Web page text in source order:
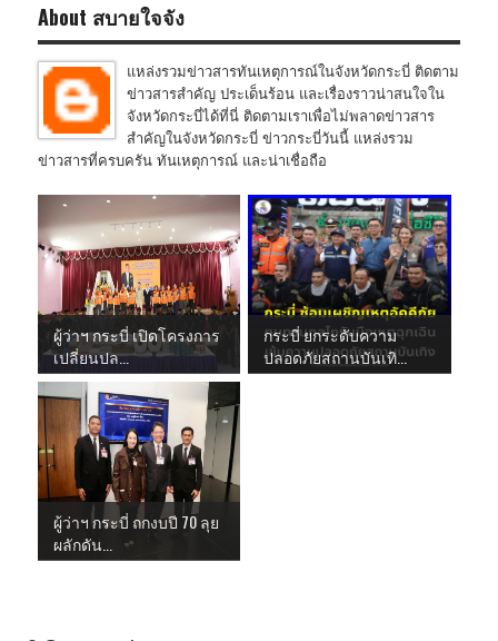
About สบายใจจัง
แหล่งรวมข่าวสารทันเหตุการณ์ในจังหวัดกระบี่ ติดตาม
ข่าวสารสำคัญ ประเด็นร้อน และเรื่องราวน่าสนใจใน
จังหวัดกระบี่ได้ที่นี่ ติดตามเราเพื่อไม่พลาดข่าวสาร
สำคัญในจังหวัดกระบี่ ข่าวกระบี่วันนี้ แหล่งรวม
ข่าวสารที่ครบครัน ทันเหตุการณ์ และน่าเชื่อถือ
ผู้ว่าฯ กระบี่ เปิดโครงการ
เปลี่ยนปล...
กระบี่ ยกระดับความ
ปลอดภัยสถานบันเทิ...
ผู้ว่าฯ กระบี่ ถกงบปี 70 ลุย
ผลักดัน...